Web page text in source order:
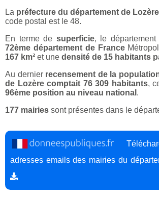
La préfecture du département de Lozère
code postal est le 48.
En terme de superficie, le
72ème département de France
167 km² et une densité de 15 habitants
Au dernier recensement de la
de Lozère comptait 76 309 habitants,
96ème position au niveau national .
177 mairies sont présentes dans le
adresses emails des mairies du